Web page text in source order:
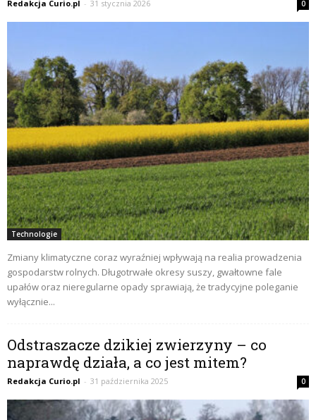
Redakcja Curio.pl - 31 stycznia 2026 0
Technologie
Zmiany klimatyczne coraz wyraźniej wpływają na realia prowadzenia
gospodarstw rolnych. Długotrwałe okresy suszy, gwałtowne fale
upałów oraz nieregularne opady sprawiają, że tradycyjne poleganie
wyłącznie...
Odstraszacze dzikiej zwierzyny – co
naprawdę działa, a co jest mitem?
Redakcja Curio.pl - 31 października 2025 0